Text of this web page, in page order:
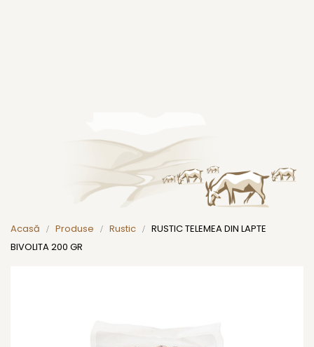
Acasă Produse Rustic
RUSTIC TELEMEA DIN LAPTE
BIVOLITA 200 GR